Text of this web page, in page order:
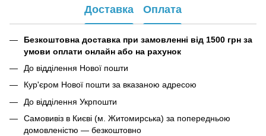
Доставка Оплата
Безкоштовна доставка при замовленні від 1500 грн за
умови оплати онлайн або на рахунок
До відділення Нової пошти
Кур'єром Нової пошти за вказаною адресою
До відділення Укрпошти
Самовивіз в Києві (м. Житомирська) за попередньою
домовленістю — безкоштовно